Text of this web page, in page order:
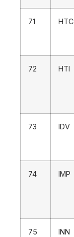
71 HTC
72 HTI
73 IDV
74 IMP
75 INN